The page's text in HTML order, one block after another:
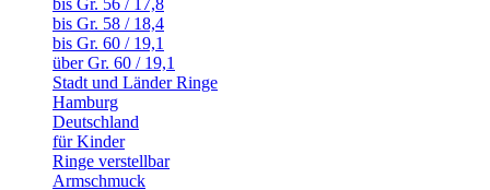
bis Gr. 58 / 18,4
bis Gr. 60 / 19,1
über Gr. 60 / 19,1
Stadt und Länder Ringe
Hamburg
Deutschland
für Kinder
Ringe verstellbar
Armschmuck